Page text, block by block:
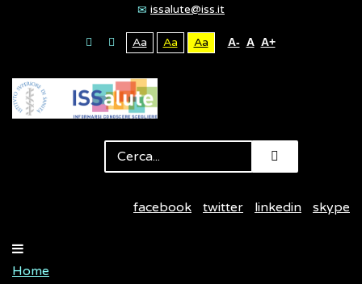
issalute@iss.it
Aa Aa Aa A- A A+
facebook twitter linkedin skype
Home